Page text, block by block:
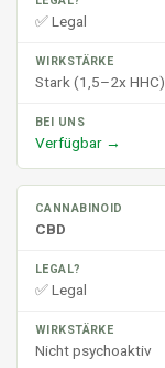
✅ Legal
Stark (1,5–2x HHC)
Verfügbar →
CBD
✅ Legal
Nicht psychoaktiv